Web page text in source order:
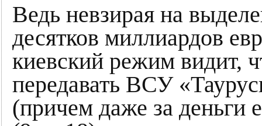
Ведь невзирая на
десятков миллиардов
киевский режим видит,
передавать ВСУ
(причем даже за деньги